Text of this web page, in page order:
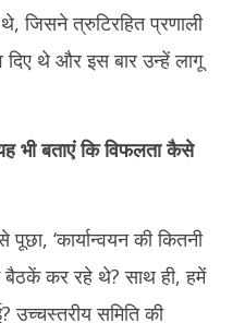
जिसने त्रुटिरहित प्रणाली
थे और इस बार उन्हें लागू
भी बताएं कि विफलता कैसे
पूछा, ‘कार्यान्वयन की कितनी
बैठकें कर रहे थे? साथ ही, हमें
उच्चस्तरीय समिति की